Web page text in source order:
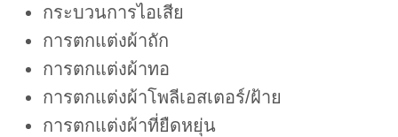
กระบวนการไอเสีย
การตกแต่งผ้าถัก
การตกแต่งผ้าทอ
การตกแต่งผ้าโพลีเอสเตอร์/ฝ้าย
การตกแต่งผ้าที่ยืดหยุ่น